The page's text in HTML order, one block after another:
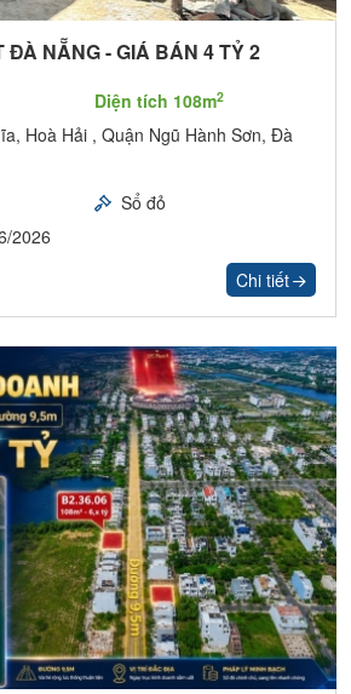
ĐÀ NẴNG - GIÁ BÁN 4 TỶ 2
Diện tích 108m2
Hoà Hải , Quận Ngũ Hành Sơn, Đà
Sổ đỏ
2026
Chi tiết